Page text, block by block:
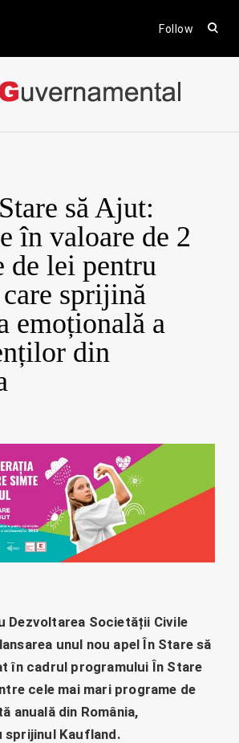
Follow
open
form
să Ajut:
în valoare de 2
de lei pentru
sprijină
emoțională a
din
Dezvoltarea Societății Civile
unul nou apel În Stare să
în cadrul programului În Stare
cele mai mari programe de
anuală din România,
sprijinul Kaufland.